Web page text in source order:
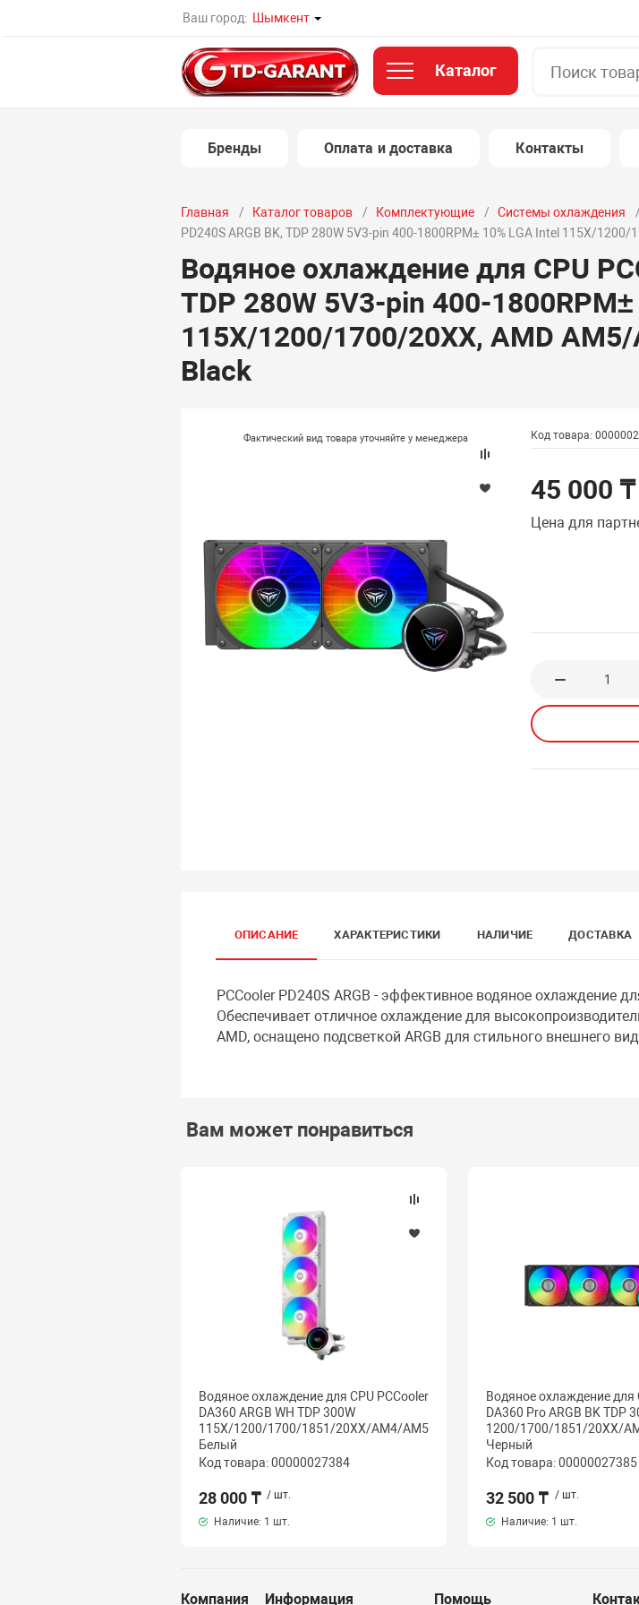
Ваш город: Шымкент
Каталог
Бренды Оплата и доставка Контакты
Главная Каталог товаров Комплектующие Системы охлаждения
PD240S ARGB BK, TDP 280W 5V3-pin 400-1800RPM± 10% LGA Intel 115X/
Водяное охлаждение для CPU
TDP 280W 5V3-pin 400-
115X/1200/1700/20XX, AMD
Black
Фактический вид товара уточняйте у менеджера Код товара:
45 000 ₸
Цена для
ОПИСАНИЕ ХАРАКТЕРИСТИКИ НАЛИЧИЕ ДОСТАВКА
PCCooler PD240S ARGB - эффективное водяное охлаждение
Обеспечивает отличное охлаждение для
AMD, оснащено подсветкой ARGB для стильного внешнего
Вам может понравиться
Водяное охлаждение для CPU PCCooler
DA360 ARGB WH TDP 300W
115X/1200/1700/1851/20XX/AM4/AM5
Белый
Код товара: 00000027384
28 000 ₸ / шт.
Наличие: 1 шт.
Водяное охлаждение для
DA360 Pro ARGB BK TDP
1200/1700/1851/20XX/
Черный
Код товара: 00000027385
32 500 ₸ / шт.
Наличие: 1 шт.
Компания Информация Помощь